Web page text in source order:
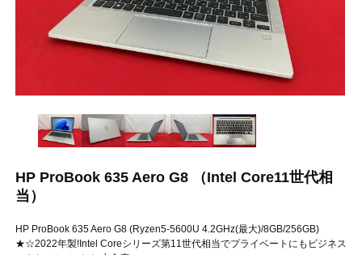
HP ProBook 635 Aero G8 （Intel Core11世代相
当）
HP ProBook 635 Aero G8 (Ryzen5-5600U 4.2GHz(最大)/8GB/256GB)
★☆2022年製!Intel Coreシリーズ第11世代相当でプライベートにもビジネス